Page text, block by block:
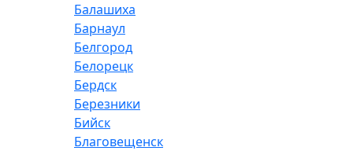
Балашиха
Барнаул
Белгород
Белорецк
Бердск
Березники
Бийск
Благовещенск